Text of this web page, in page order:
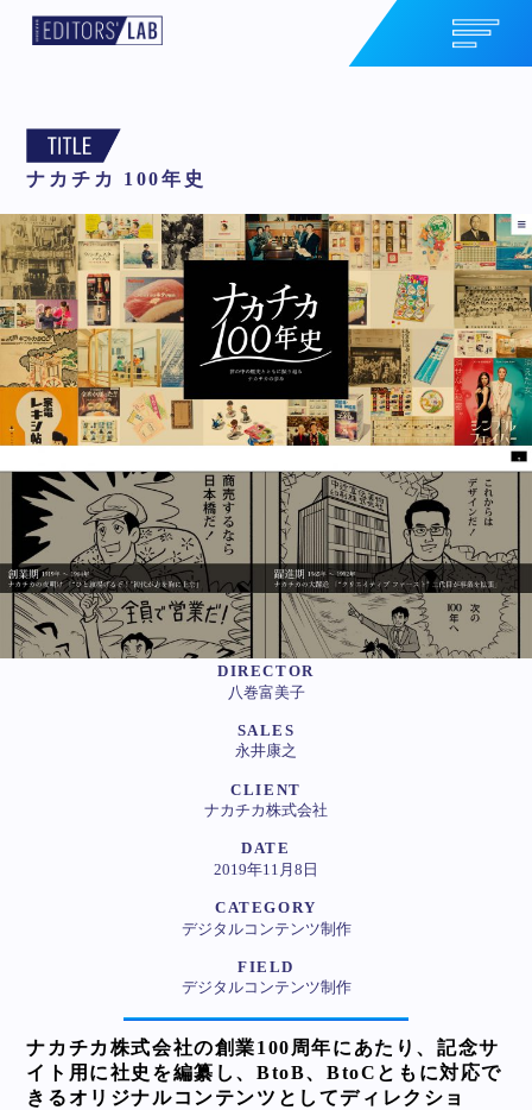
ナカチカ 100年史
DIRECTOR
八巻富美子
SALES
永井康之
CLIENT
ナカチカ株式会社
DATE
2019年11月8日
CATEGORY
デジタルコンテンツ制作
FIELD
デジタルコンテンツ制作
ナカチカ株式会社の創業100周年にあたり、記念サ
イト用に社史を編纂し、BtoB、BtoCともに対応で
きるオリジナルコンテンツとしてディレクショ